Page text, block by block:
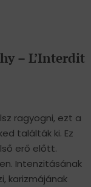
– L’Interdit
ragyogni, ezt a
találták ki. Ez
erő előtt.
Intenzitásának
karizmájának